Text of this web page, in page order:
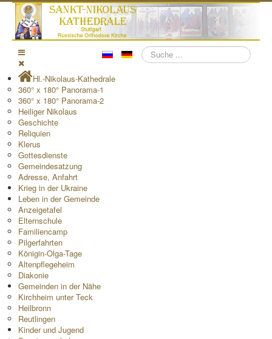
Suchen
Hl.-Nikolaus-Kathedrale
360° x 180° Panorama-1
360° x 180° Panorama-2
Heiliger Nikolaus
Geschichte
Reliquien
Klerus
Gottesdienste
Gemeindesatzung
Adresse, Anfahrt
Krieg in der Ukraine
Leben in der Gemeinde
Anzeigetafel
Elternschule
Familiencamp
Pilgerfahrten
Königin-Olga-Tage
Altenpflegeheim
Diakonie
Gemeinden in der Nähe
Kirchheim unter Teck
Heilbronn
Reutlingen
Kinder und Jugend